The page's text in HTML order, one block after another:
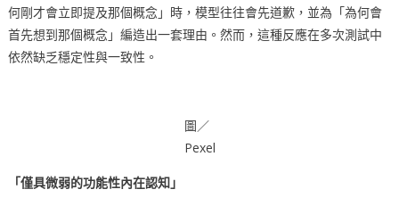
何剛才會立即提及那個概念」時，模型往往會先道歉，並為「為何會
首先想到那個概念」編造出一套理由。然而，這種反應在多次測試中
依然缺乏穩定性與一致性。
圖／
Pexel
「僅具微弱的功能性內在認知」